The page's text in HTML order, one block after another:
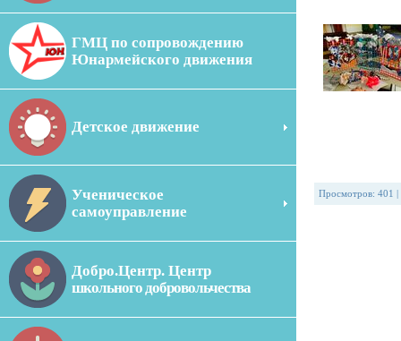
ГМЦ по сопровождению
Юнармейского движения
Детское движение
Ученическое
самоуправление
Добро.Центр. Центр
школьного добровольчества
Просмотров: 401